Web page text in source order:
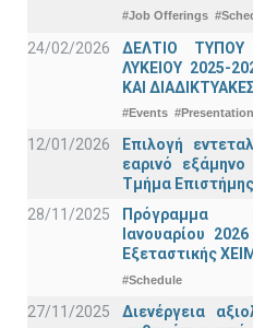
#Job Offerings
24/02/2026
ΔΕΛΤΙΟ
ΛΥΚΕΙΟΥ 2025-
ΚΑΙ
#Events
12/01/2026
Επιλογή
εαρινό
Τμήμα
28/11/2025
Πρόγραμμα
Ιανουαρίου
Εξεταστικής
#Schedule
27/11/2025
Διενέργεια